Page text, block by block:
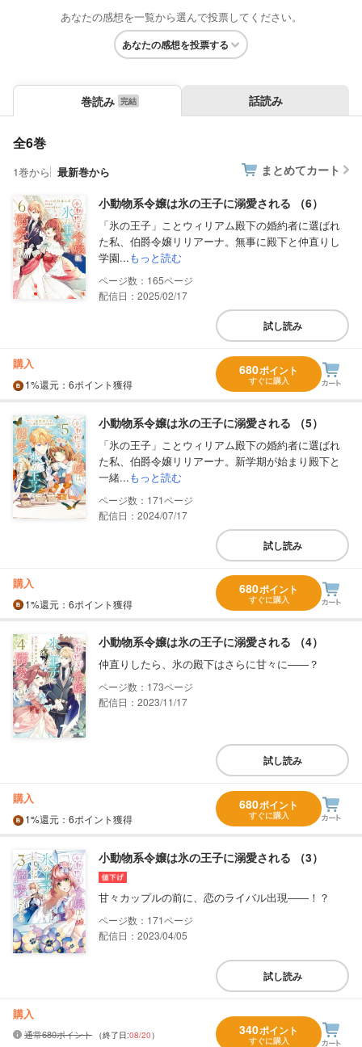
あなたの感想を一覧から選んで投票してください。
あなたの感想を投票する
巻読み 話読み
全6巻
1巻から 最新巻から まとめてカート
小動物系令嬢は氷の王子に溺愛される （6）
「氷の王子」ことウィリアム殿下の婚約者に選ばれ
た私、伯爵令嬢リリアーナ。無事に殿下と仲直りし
学園...もっと読む
165
配信日：2025/02/17
試し読み
購入
1%還元 ：6ポイント獲得
680ポイント
すぐに購入
小動物系令嬢は氷の王子に溺愛される （5）
「氷の王子」ことウィリアム殿下の婚約者に選ばれ
た私、伯爵令嬢リリアーナ。新学期が始まり殿下と
一緒...もっと読む
171
配信日：2024/07/17
試し読み
購入
1%還元 ：6ポイント獲得
680ポイント
すぐに購入
小動物系令嬢は氷の王子に溺愛される （4）
仲直りしたら、氷の殿下はさらに甘々に――？
173
配信日：2023/11/17
試し読み
購入
1%還元 ：6ポイント獲得
680ポイント
すぐに購入
小動物系令嬢は氷の王子に溺愛される （3）
甘々カップルの前に、恋のライバル出現――！？
171
配信日：2023/04/05
試し読み
購入
通常680ポイント （終了日:08/20） 340ポイント
すぐに購入